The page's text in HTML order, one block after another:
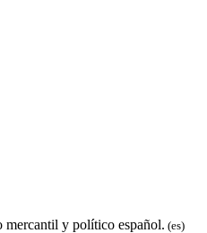
y político español. (es)